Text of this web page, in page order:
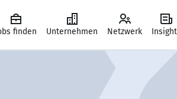
finden Unternehmen Netzwerk